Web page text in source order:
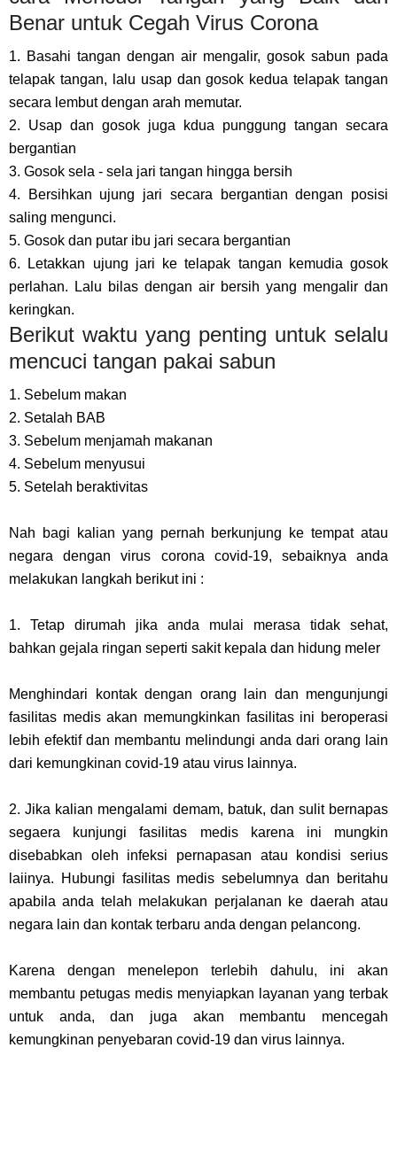
Benar untuk Cegah Virus Corona
1. Basahi tangan dengan air mengalir, gosok sabun pada
telapak tangan, lalu usap dan gosok kedua telapak tangan
secara lembut dengan arah memutar.
2. Usap dan gosok juga kdua punggung tangan secara
bergantian
3. Gosok sela - sela jari tangan hingga bersih
4. Bersihkan ujung jari secara bergantian dengan posisi
saling mengunci.
5. Gosok dan putar ibu jari secara bergantian
6. Letakkan ujung jari ke telapak tangan kemudia gosok
perlahan. Lalu bilas dengan air bersih yang mengalir dan
keringkan.
Berikut waktu yang penting untuk selalu
mencuci tangan pakai sabun
1. Sebelum makan
2. Setalah BAB
3. Sebelum menjamah makanan
4. Sebelum menyusui
5. Setelah beraktivitas
Nah bagi kalian yang pernah berkunjung ke tempat atau
negara dengan virus corona covid-19, sebaiknya anda
melakukan langkah berikut ini :
1. Tetap dirumah jika anda mulai merasa tidak sehat,
bahkan gejala ringan seperti sakit kepala dan hidung meler
Menghindari kontak dengan orang lain dan mengunjungi
fasilitas medis akan memungkinkan fasilitas ini beroperasi
lebih efektif dan membantu melindungi anda dari orang lain
dari kemungkinan covid-19 atau virus lainnya.
2. Jika kalian mengalami demam, batuk, dan sulit bernapas
segaera kunjungi fasilitas medis karena ini mungkin
disebabkan oleh infeksi pernapasan atau kondisi serius
laiinya. Hubungi fasilitas medis sebelumnya dan beritahu
apabila anda telah melakukan perjalanan ke daerah atau
negara lain dan kontak terbaru anda dengan pelancong.
Karena dengan menelepon terlebih dahulu, ini akan
membantu petugas medis menyiapkan layanan yang terbak
untuk anda, dan juga akan membantu mencegah
kemungkinan penyebaran covid-19 dan virus lainnya.